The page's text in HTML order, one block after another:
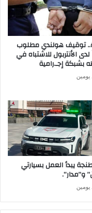
توقيف هولندي مطلوب
لدى الأنتربول للاشتباه في
بشبكة إجـ.رامية
يومين
يبدأ العمل بسيارتي
و”مدار”.
يومين